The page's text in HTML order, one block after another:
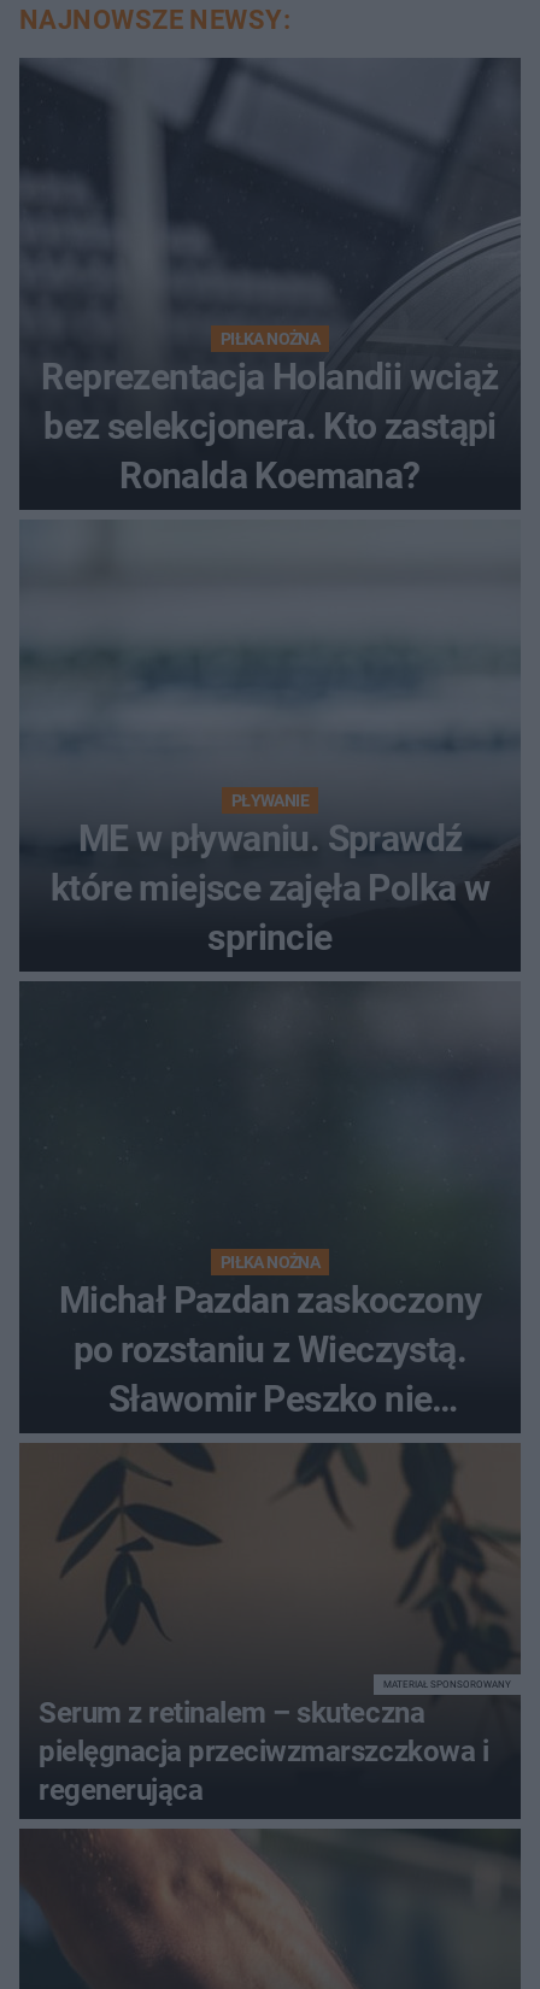
NAJNOWSZE NEWSY:
PIŁKA NOŻNA
Reprezentacja Holandii wciąż
bez selekcjonera. Kto zastąpi
Ronalda Koemana?
PŁYWANIE
ME w pływaniu. Sprawdź
które miejsce zajęła Polka w
sprincie
PIŁKA NOŻNA
Michał Pazdan zaskoczony
po rozstaniu z Wieczystą.
Sławomir Peszko nie
dotrzymał słowa?
Serum z retinalem – skuteczna
pielęgnacja przeciwzmarszczkowa i
regenerująca
MATERIAŁ SPONSOROWANY